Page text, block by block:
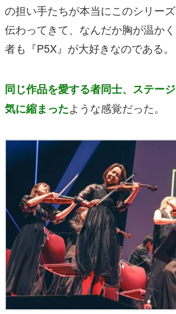
の担い手たちが本当にこのシリー
伝わってきて、なんだか胸が温か
者も『P5X』が大好きなのである。
同じ作品を愛する者同士、ステー
気に縮まったような感覚だった。